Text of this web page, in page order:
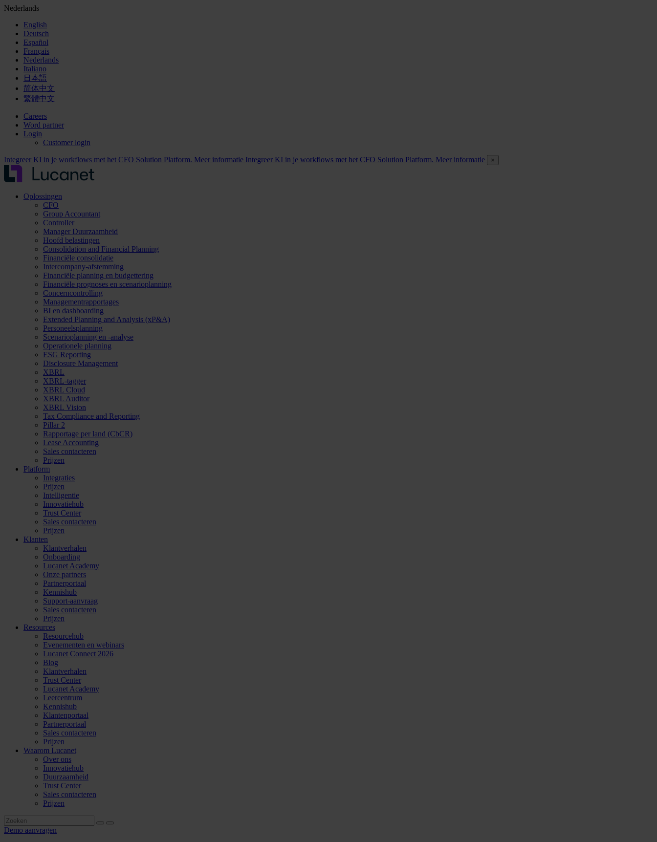
Nederlands
English
Deutsch
Español
Français
Nederlands
Italiano
日本語
简体中文
繁體中文
Careers
Word partner
Login
Customer login
Integreer KI in je workflows met het CFO Solution Platform. Meer informatie Integreer KI in je workflows met het CFO Solution Platform. Meer informatie ×
Oplossingen
CFO
Group Accountant
Controller
Manager Duurzaamheid
Hoofd belastingen
Consolidation and Financial Planning
Financiële consolidatie
Intercompany-afstemming
Financiële planning en budgettering
Financiële prognoses en scenarioplanning
Concerncontrolling
Managementrapportages
BI en dashboarding
Extended Planning and Analysis (xP&A)
Personeelsplanning
Scenarioplanning en -analyse
Operationele planning
ESG Reporting
Disclosure Management
XBRL
XBRL-tagger
XBRL Cloud
XBRL Auditor
XBRL Vision
Tax Compliance and Reporting
Pillar 2
Rapportage per land (CbCR)
Lease Accounting
Sales contacteren
Prijzen
Platform
Integraties
Prijzen
Intelligentie
Innovatiehub
Trust Center
Sales contacteren
Prijzen
Klanten
Klantverhalen
Onboarding
Lucanet Academy
Onze partners
Partnerportaal
Kennishub
Support-aanvraag
Sales contacteren
Prijzen
Resources
Resourcehub
Evenementen en webinars
Lucanet Connect 2026
Blog
Klantverhalen
Trust Center
Lucanet Academy
Leercentrum
Kennishub
Klantenportaal
Partnerportaal
Sales contacteren
Prijzen
Waarom Lucanet
Over ons
Innovatiehub
Duurzaamheid
Trust Center
Sales contacteren
Prijzen
Demo aanvragen